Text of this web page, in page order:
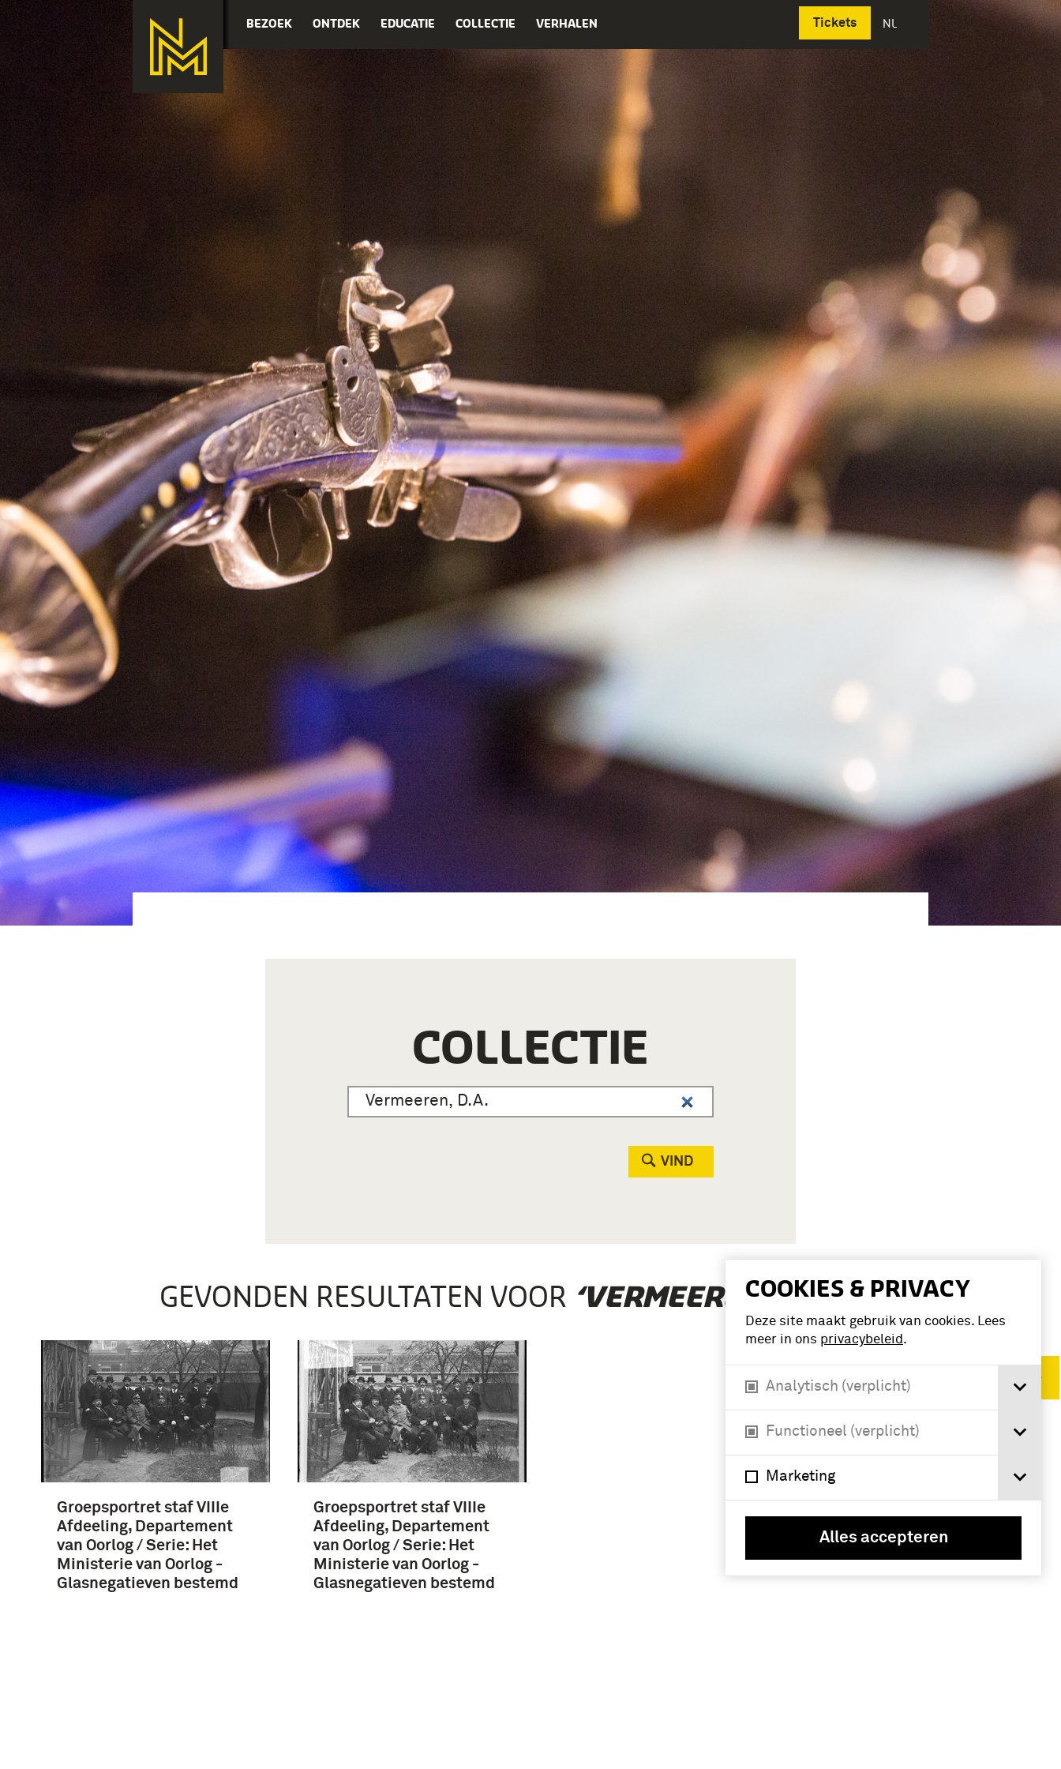
BEZOEK ONTDEK EDUCATIE COLLECTIE VERHALEN Tickets NL
Deutsch
COOKIES & PRIVACY
Deze site maakt gebruik van cookies. Lees
meer in ons privacybeleid.
Analytisch (verplicht)
Functioneel (verplicht)
Marketing
Alles accepteren
COLLECTIE
VIND
GEVONDEN RESULTATEN VOOR ‘VERMEEREN, D.A.’ (2)
Verwijder filters
Groepsportret staf VIIIe
Afdeeling, Departement
van Oorlog / Serie: Het
Ministerie van Oorlog -
Glasnegatieven bestemd
Groepsportret staf VIIIe
Afdeeling, Departement
van Oorlog / Serie: Het
Ministerie van Oorlog -
Glasnegatieven bestemd